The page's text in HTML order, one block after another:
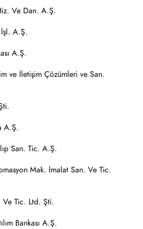
Ve Dan. A.Ş.
A.Ş.
A.Ş.
ve İletişim Çözümleri ve San.
A.Ş.
San. Tic. A.Ş.
Mak. İmalat San. Ve Tic.
Tic. Ltd. Şti.
Bankası A.Ş.